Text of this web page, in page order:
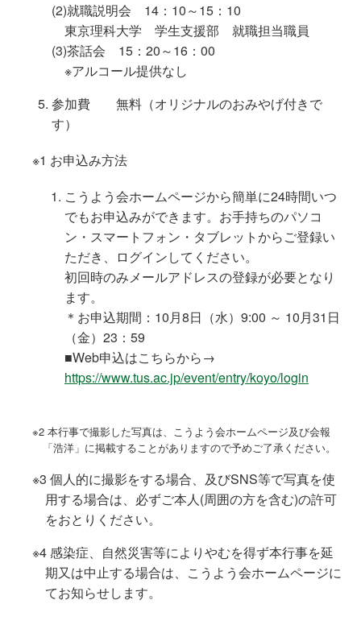
(2)就職説明会 14：10～15：10
東京理科大学 学生支援部 就職担当職員
(3)茶話会 15：20～16：00
※アルコール提供なし
参加費 無料（オリジナルのおみやげ付きで
す）
※1 お申込み方法
こうよう会ホームページから簡単に24時間いつ
でもお申込みができます。お手持ちのパソコ
ン・スマートフォン・タブレットからご登録い
ただき、ログインしてください。
初回時のみメールアドレスの登録が必要となり
ます。
＊お申込期間：10月8日（水）9:00 ～ 10月31日
（金）23：59
■Web申込はこちらから→
https://www.tus.ac.jp/event/entry/koyo/login
※2 本行事で撮影した写真は、こうよう会ホームページ及び会報
「浩洋」に掲載することがありますので予めご了承ください。
※3 個人的に撮影をする場合、及びSNS等で写真を使
用する場合は、必ずご本人(周囲の方を含む)の許可
をおとりください。
※4 感染症、自然災害等によりやむを得ず本行事を延
期又は中止する場合は、こうよう会ホームページに
てお知らせします。